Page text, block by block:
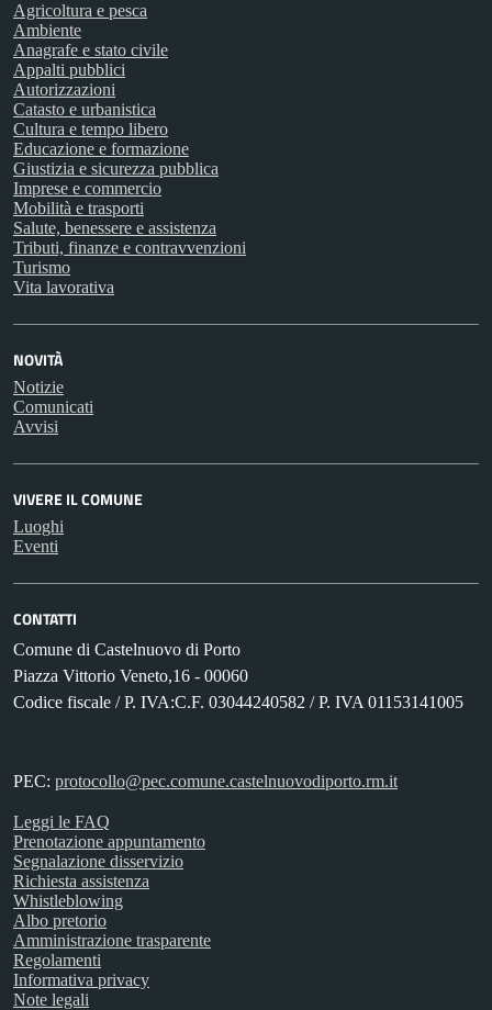
Agricoltura e pesca
Ambiente
Anagrafe e stato civile
Appalti pubblici
Autorizzazioni
Catasto e urbanistica
Cultura e tempo libero
Educazione e formazione
Giustizia e sicurezza pubblica
Imprese e commercio
Mobilità e trasporti
Salute, benessere e assistenza
Tributi, finanze e contravvenzioni
Turismo
Vita lavorativa
NOVITÀ
Notizie
Comunicati
Avvisi
VIVERE IL COMUNE
Luoghi
Eventi
CONTATTI
Comune di Castelnuovo di Porto
Piazza Vittorio Veneto,16 - 00060
Codice fiscale / P. IVA:C.F. 03044240582 / P. IVA 01153141005
PEC: protocollo@pec.comune.castelnuovodiporto.rm.it
Leggi le FAQ
Prenotazione appuntamento
Segnalazione disservizio
Richiesta assistenza
Whistleblowing
Albo pretorio
Amministrazione trasparente
Regolamenti
Informativa privacy
Note legali